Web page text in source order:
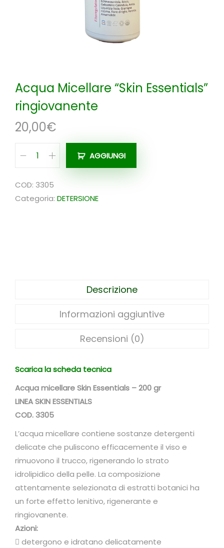
Acqua Micellare “Skin Essentials”
ringiovanente
20,00€
A
q
u
i
n
E
s
s
e
n
t
i
a
l
s
AGGIUNGI
COD: 3305
Categoria: DETERSIONE
Descrizione
Informazioni aggiuntive
Recensioni (0)
Scarica la scheda tecnica
Acqua micellare Skin Essentials – 200 gr
LINEA SKIN ESSENTIALS
COD. 3305
L’acqua micellare contiene sostanze detergenti
delicate che puliscono efficacemente il viso e
rimuovono il trucco, rigenerando lo strato
idrolipidico della pelle. La composizione
attentamente selezionata di estratti botanici ha
un forte effetto lenitivo, rigenerante e
ringiovanente.
Azioni:
 detergono e idratano delicatamente